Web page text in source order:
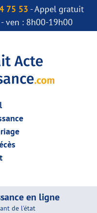
75 53 - Appel gratuit
ven : 8h00-19h00
en ligne
de l'état